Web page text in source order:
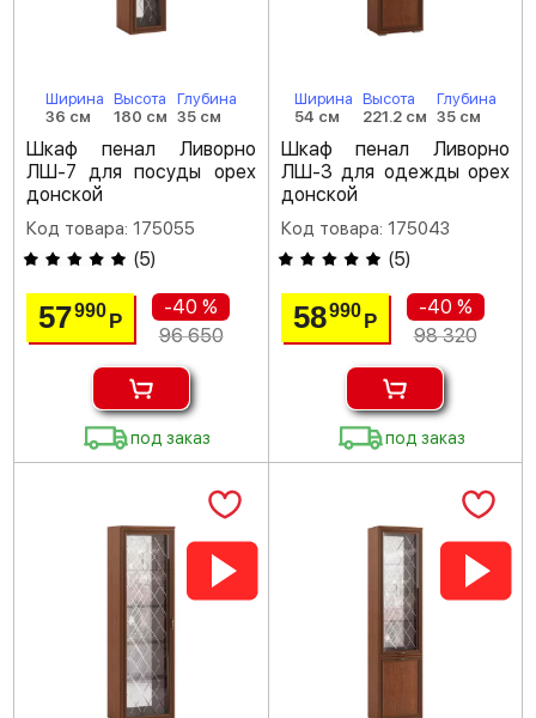
Ширина
36 см
Высота
180 см
Глубина
35 см
Шкаф пенал Ливорно
ЛШ-7 для посуды орех
донской
Код товара: 175055
(5)
57990Р
-40 %
96 650
под заказ
Ширина
54 см
Высота
221.2 см
Глубина
35 см
Шкаф пенал Ливорно
ЛШ-3 для одежды орех
донской
Код товара: 175043
(5)
58990 Р
-40 %
98 320
под заказ